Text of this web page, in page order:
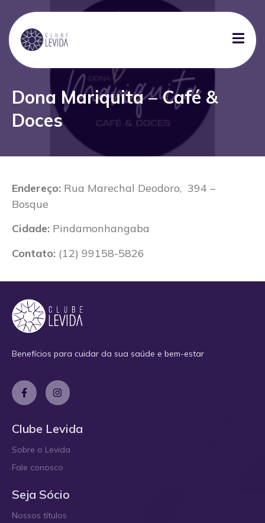
Dona Mariquita – Café &
Doces
Endereço: Rua Marechal Deodoro, 394 –
Bosque
Cidade: Pindamonhangaba
Contato: (12) 99158-5826
Benefícios para cuidar da sua saúde e bem-estar
Clube Levida
Sobre o Levida
Fale conosco
Seja Sócio
Nossos títulos